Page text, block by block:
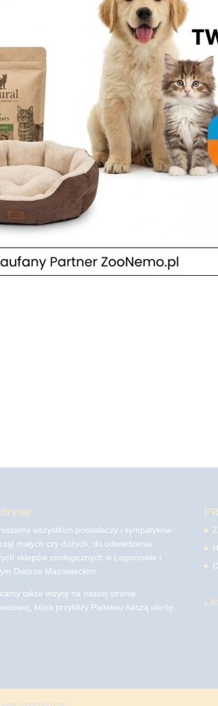
wszystkich posiadaczy i sympatyków
małych czy dużych, do odwiedzenia
sklepów zoologicznych w Legionowie i
Dworze Mazowieckim
także wizytę na naszej stronie
która przybliży Państwu naszą ofertę.